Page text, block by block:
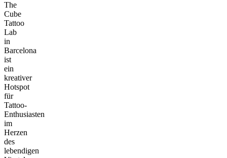
The
Cube
Tattoo
Lab
in
Barcelona
ist
ein
kreativer
Hotspot
für
Tattoo-
Enthusiasten
im
Herzen
des
lebendigen